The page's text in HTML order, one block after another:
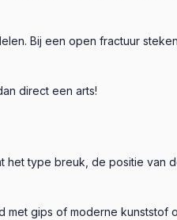
Bij een open fractuur
direct een arts!
het type breuk, de positie van
gips of moderne kunststof